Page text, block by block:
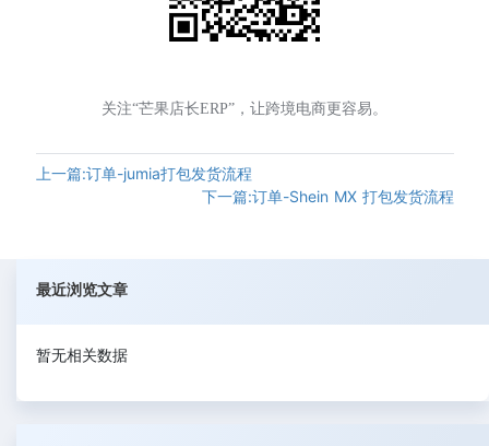
关注“芒果店长ERP”，让跨境电商更容易。
上一篇:订单-jumia打包发货流程
下一篇:订单-Shein MX 打包发货流程
最近浏览文章
暂无相关数据